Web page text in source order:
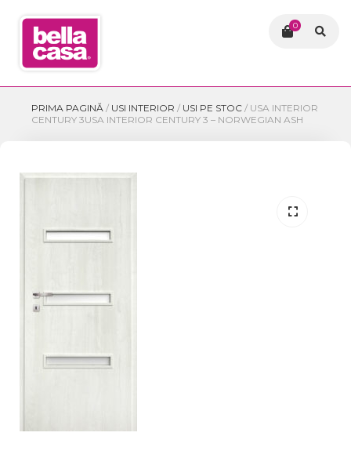
0
PRIMA PAGINĂ / USI INTERIOR / USI PE STOC / USA INTERIOR
CENTURY 3USA INTERIOR CENTURY 3 – NORWEGIAN ASH